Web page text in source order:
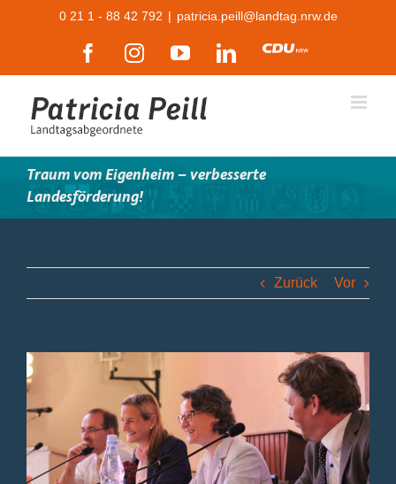
0 21 1 - 88 42 792 | patricia.peill@landtag.nrw.de
FacebookInstagramYouTubeLinkedIn
CDU
Traum vom Eigenheim – verbesserte
Landesförderung!
Zurück Vor
Zeige
grösseres
Bild